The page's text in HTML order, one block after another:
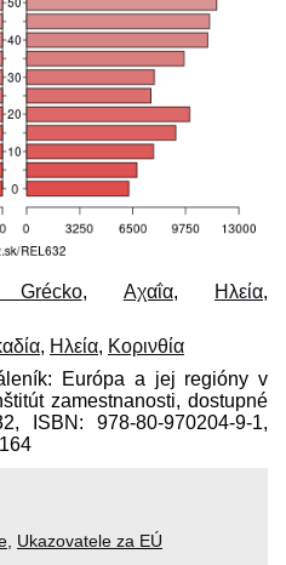
Grécko, Αχαΐα, Ηλεία,
, Ηλεία, Κορινθία
Európa a jej regióny v
zamestnanosti, dostupné
ISBN: 978-80-970204-9-1,
Ukazovatele za EÚ